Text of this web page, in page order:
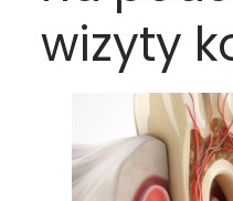
wizyty